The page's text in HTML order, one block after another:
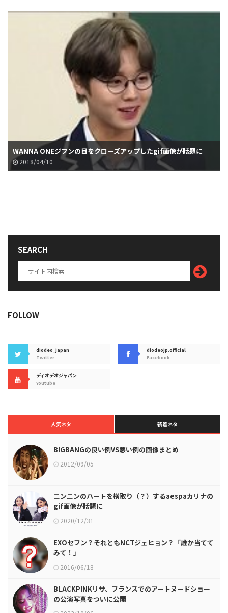
WANNA ONEジフンの目をクローズアップしたgif画像が話題に
2018/04/10
SEARCH
FOLLOW
diodeo_japan
Twitter
diodeojp.official
Facebook
ディオデオジャパン
Youtube
人気ネタ 新着ネタ
BIGBANGの良い例VS悪い例の画像まとめ
2012/09/05
ニンニンのハートを横取り（？）するaespaカリナの
gif画像が話題に
2020/12/31
EXOセフン？それともNCTジェヒョン？「誰か当てて
みて！」
2016/06/18
BLACKPINKリサ、フランスでのアートヌードショー
の公演写真をついに公開